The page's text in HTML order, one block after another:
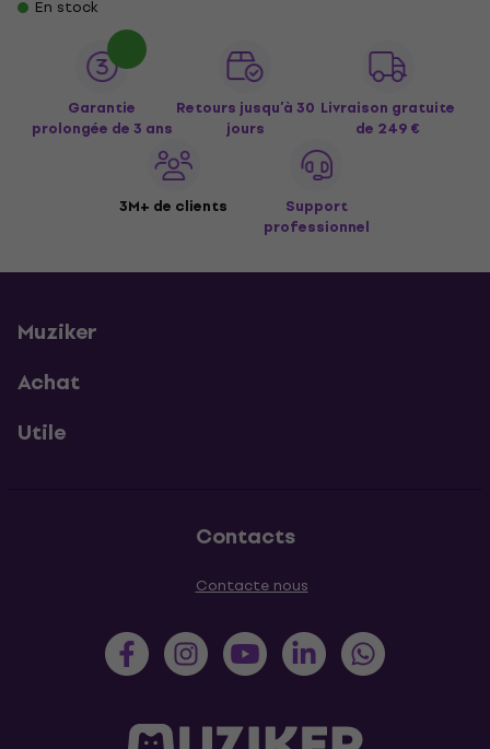
En stock
Garantie
prolongée de 3 ans
Retours jusqu’à 30
jours
Livraison gratuite
de 249 €
3M+ de clients
Support
professionnel
Muziker
Achat
Utile
Contacts
Contacte nous